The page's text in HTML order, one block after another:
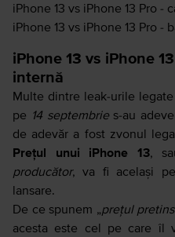
iPhone 13 vs iPhone 13 Pro -
iPhone 13 vs iPhone 13 Pro -
iPhone 13 vs iPhone
internă
Multe dintre leak-urile
pe 14 septembries-au
de adevăr a fost zvonul
Prețul unui iPhone 13,
producător, va fi același
lansare.
De ce spunem „prețul
acesta este cel pe care